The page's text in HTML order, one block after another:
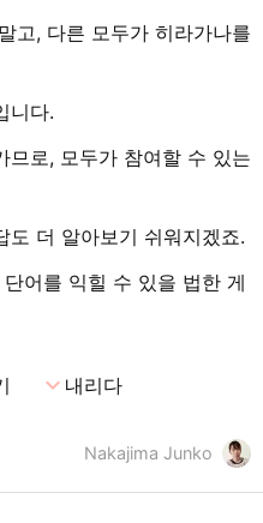
고, 다른 모두가 히라가나를
니다.
므로, 모두가 참여할 수 있는
도 더 알아보기 쉬워지겠죠.
어를 익힐 수 있을 법한 게
expand_more내리다
Nakajima Junko